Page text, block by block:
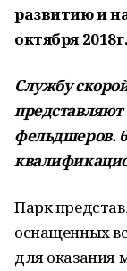
развитию и
октября 2018г.
Службу
представляют
фельдшеров.
Парк
оснащенных
для оказания